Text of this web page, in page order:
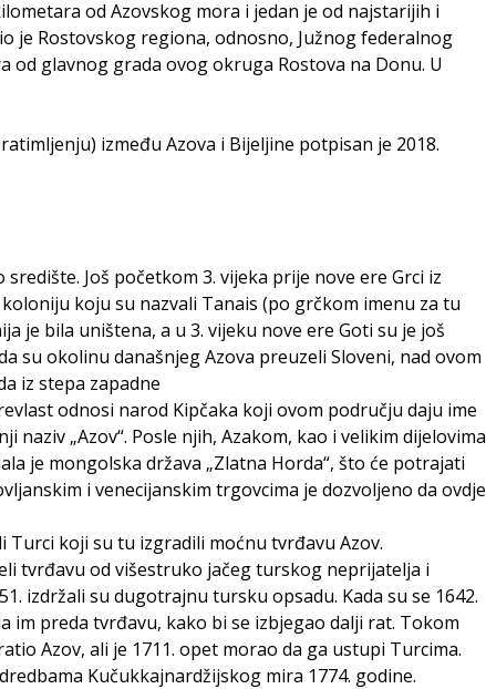
6. i 7. avgusta
Vera Ujić
od Azovskog mora i jedan je od najstarijih i
je Rostovskog regiona, odnosno, Južnog federalnog
glavnog grada ovog okruga Rostova na Donu. U
između Azova i Bijeljine potpisan je 2018.
Još početkom 3. vijeka prije nove ere Grci iz
koju su nazvali Tanais (po grčkom imenu za tu
je bila uništena, a u 3. vijeku nove ere Goti su je još
su okolinu današnjeg Azova preuzeli Sloveni, nad ovom
iz stepa zapadne
odnosi narod Kipčaka koji ovom području daju ime
naziv „Azov“. Posle njih, Azakom, kao i velikim dijelovima
je mongolska država „Zlatna Horda“, što će potrajati
i venecijanskim trgovcima je dozvoljeno da ovdje
Turci koji su tu izgradili moćnu tvrđavu Azov.
tvrđavu od višestruko jačeg turskog neprijatelja i
izdržali su dugotrajnu tursku opsadu. Kada su se 1642.
im preda tvrđavu, kako bi se izbjegao dalji rat. Tokom
Azov, ali je 1711. opet morao da ga ustupi Turcima.
Kučukkajnardžijskog mira 1774. godine.